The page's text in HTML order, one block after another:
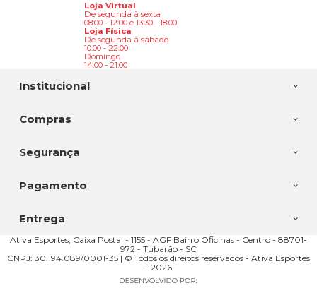
Institucional
Compras
Loja Virtual
De segunda à sexta
08:00 - 12:00 e 13:30 - 18:00
Loja Física
De segunda à sábado
10:00 - 22:00
Domingo
14:00 - 21:00
Segurança
Pagamento
Entrega
Ativa Esportes, Caixa Postal - 1155 - AGF Bairro Oficinas - Centro - 88701-
972 - Tubarão - SC
CNPJ: 30.194.089/0001-35 | © Todos os direitos reservados - Ativa Esportes
- 2026